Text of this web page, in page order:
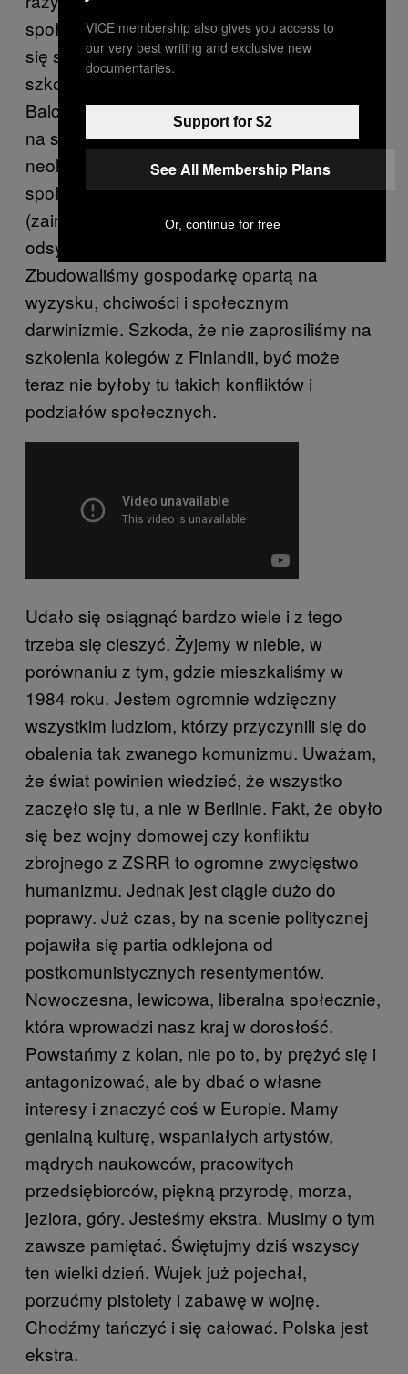
społeczne wkurza jak mało co. Czemu tak
się stało? Wyruchali nas Amerykanie i dzieci
szkoły chicagowskiej, z Leszkiem
Balcerowiczem na czele. Nie ma tu miejsca
na szerokie wywody, ale wybór drogi
neoliberalnego kapitalizmu był dla
społeczeństwa wyniszczający
(zainteresowanych szczegółami operacji
odsyłam do “Doktryny Szoku” Naomi Klein).
Zbudowaliśmy gospodarkę opartą na
wyzysku, chciwości i społecznym
darwinizmie. Szkoda, że nie zaprosiliśmy na
szkolenia kolegów z Finlandii, być może
teraz nie byłoby tu takich konfliktów i
podziałów społecznych.
Udało się osiągnąć bardzo wiele i z tego
trzeba się cieszyć. Żyjemy w niebie, w
porównaniu z tym, gdzie mieszkaliśmy w
1984 roku. Jestem ogromnie wdzięczny
wszystkim ludziom, którzy przyczynili się do
obalenia tak zwanego komunizmu. Uważam,
że świat powinien wiedzieć, że wszystko
zaczęło się tu, a nie w Berlinie. Fakt, że obyło
się bez wojny domowej czy konfliktu
zbrojnego z ZSRR to ogromne zwycięstwo
humanizmu. Jednak jest ciągle dużo do
poprawy. Już czas, by na scenie politycznej
pojawiła się partia odklejona od
postkomunistycznych resentymentów.
Nowoczesna, lewicowa, liberalna społecznie,
która wprowadzi nasz kraj w dorosłość.
Powstańmy z kolan, nie po to, by prężyć się i
antagonizować, ale by dbać o własne
interesy i znaczyć coś w Europie. Mamy
genialną kulturę, wspaniałych artystów,
mądrych naukowców, pracowitych
przedsiębiorców, piękną przyrodę, morza,
jeziora, góry. Jesteśmy ekstra. Musimy o tym
zawsze pamiętać. Świętujmy dziś wszyscy
ten wielki dzień. Wujek już pojechał,
porzućmy pistolety i zabawę w wojnę.
Chodźmy tańczyć i się całować. Polska jest
ekstra.
VICE membership also gives you access to
our very best writing and exclusive new
documentaries.
Support for $2
See All Membership Plans
Or, continue for free